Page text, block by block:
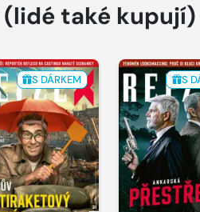
(lidé také kupují)
S DÁRKEM S